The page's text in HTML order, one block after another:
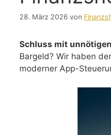
28. März 2026 von
Schluss mit
Bargeld? Wir haben
moderner App-